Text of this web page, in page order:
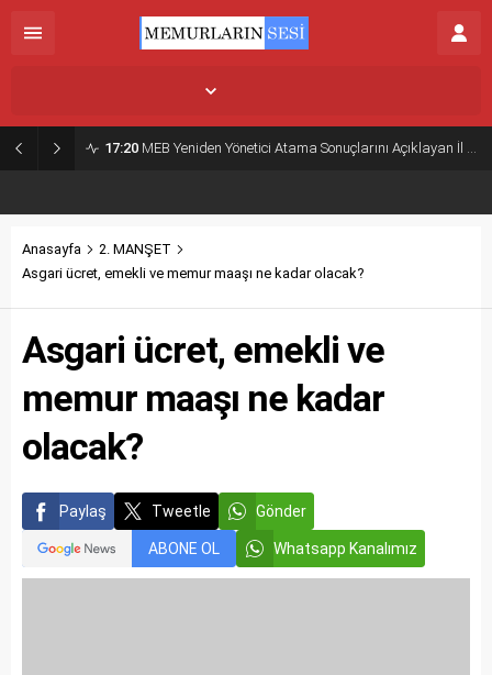
17:20 MEB Yeniden Yönetici Atama Sonuçlarını Açıklayan İl MEM’ler Listesi
Anasayfa
2. MANŞET
Asgari ücret, emekli ve memur maaşı ne kadar olacak?
Asgari ücret, emekli ve
memur maaşı ne kadar
olacak?
Paylaş Tweetle Gönder
ABONE OL Whatsapp Kanalımız